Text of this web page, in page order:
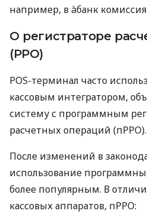
например, в àбанк комиссия
О регистраторе
(РРО)
POS-терминал часто
кассовым интегратором,
систему с программным
расчетных операций (пРРО).
После изменений в
использование
более популярным. В
кассовых аппаратов, пРРО: